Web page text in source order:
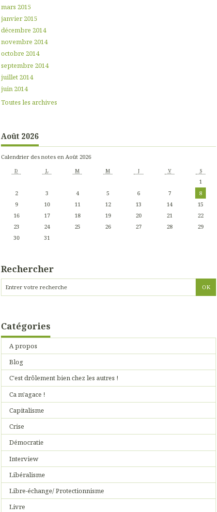
mars 2015
janvier 2015
décembre 2014
novembre 2014
octobre 2014
septembre 2014
juillet 2014
juin 2014
Toutes les archives
Août 2026
Calendrier des notes en Août 2026
D L M M J V S
1
2
3 4 5 6 7
8
9
10 11 12 13 14
15
16
17 18 19 20 21
22
23
24 25 26 27 28
29
30
31
Rechercher
Catégories
A propos
Blog
C'est drôlement bien chez les autres !
Ca m'agace !
Capitalisme
Crise
Démocratie
Interview
Libéralisme
Libre-échange/ Protectionnisme
Livre